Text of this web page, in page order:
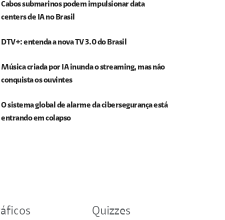
Cabos submarinos podem impulsionar data
centers de IA no Brasil
DTV+: entenda a nova TV 3.0 do Brasil
Música criada por IA inunda o streaming, mas não
conquista os ouvintes
O sistema global de alarme da cibersegurança está
entrando em colapso
Quizzes